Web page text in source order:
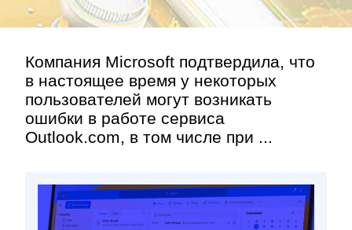
Компания Microsoft подтвердила, что
в настоящее время у некоторых
пользователей могут возникать
ошибки в работе сервиса
Outlook.com, в том числе при ...
Правила»
Контакт»